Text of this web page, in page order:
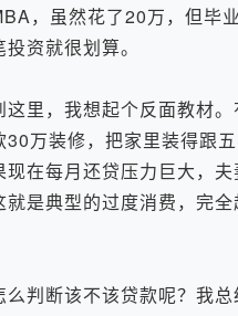
，虽然花了20万，但毕
资就很划算。
，我想起个反面教材。
30万装修，把家里装得跟
现在每月还贷压力巨大，
就是典型的过度消费，完
断该不该贷款呢？我总